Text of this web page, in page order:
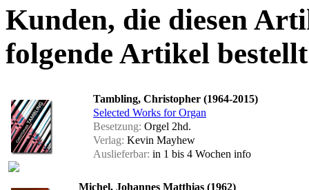
Kunden, die diesen
folgende Artikel
Tambling, Christopher (1964-2015)
Selected Works for Organ
Besetzung: Orgel 2hd.
Verlag: Kevin Mayhew
Auslieferbar: in 1 bis 4 Wochen info
Michel, Johannes Matthias (1962)